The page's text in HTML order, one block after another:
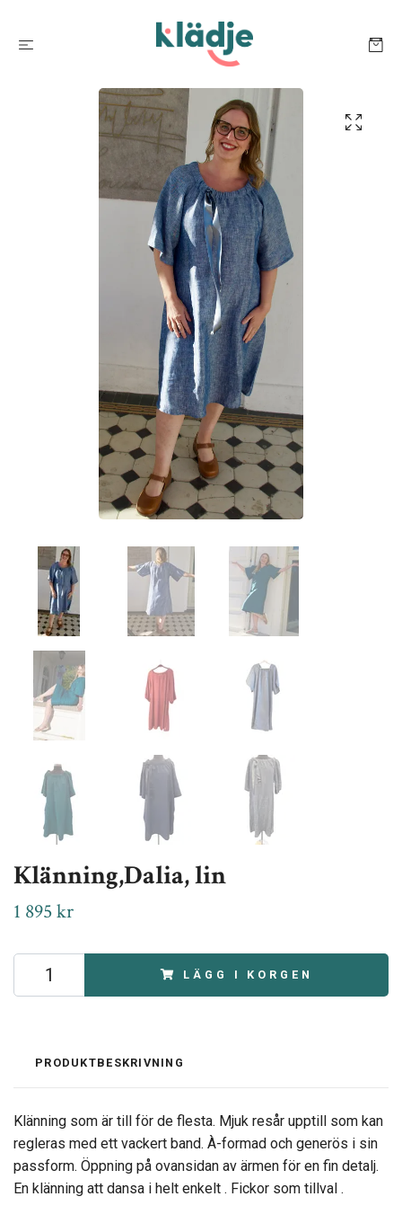
Klänning,Dalia, lin
1 895 kr
LÄGG I KORGEN
PRODUKTBESKRIVNING
Klänning som är till för de flesta. Mjuk resår upptill som kan
regleras med ett vackert band. À-formad och generös i sin
passform. Öppning på ovansidan av ärmen för en fin detalj.
En klänning att dansa i helt enkelt . Fickor som tillval .